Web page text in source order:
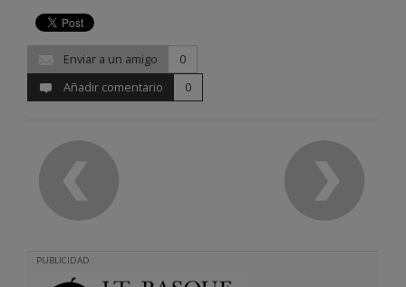
Enviar a un amigo
0
Añadir comentario
0
PUBLICIDAD